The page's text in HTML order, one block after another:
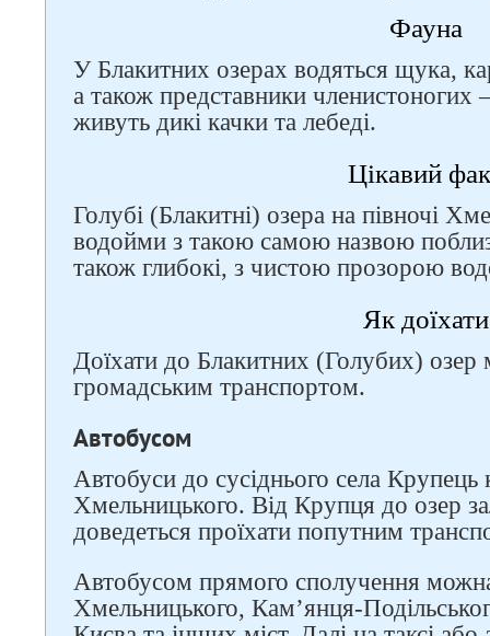
Фауна
У Блакитних озерах водяться щука,
а також представники
живуть дикі качки та лебеді.
Цікавий
Голубі (Блакитні) озера на півночі
водойми з такою самою назвою
також глибокі, з чистою прозорою
Як доїхати
Доїхати до Блакитних (Голубих) озер
громадським транспортом.
Автобусом
Автобуси до сусіднього села Крупець
Хмельницького. Від Крупця до озер
доведеться проїхати попутним
Автобусом прямого сполучення
Хмельницького, Кам’янця-